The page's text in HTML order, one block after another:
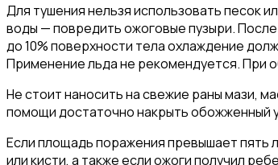
Для тушения нельзя использовать песок
воды — повредить ожоговые пузыри.
до 10% поверхности тела охлаждение
Применение льда не рекомендуется. При
Не стоит наносить на свежие раны мази,
помощи достаточно накрыть обожженный
Если площадь поражения превышает пять
или кисти, а также если ожоги получил